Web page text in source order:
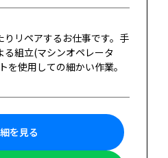
りリペアするお仕事です。手
組立(マシンオペレータ
を使用しての細かい作業。
を見る